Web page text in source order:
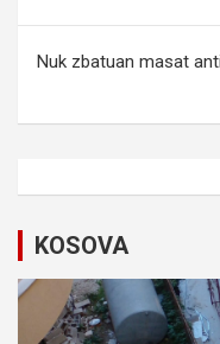
s
a
a
Nuk zbatuan masat
KOSOVA